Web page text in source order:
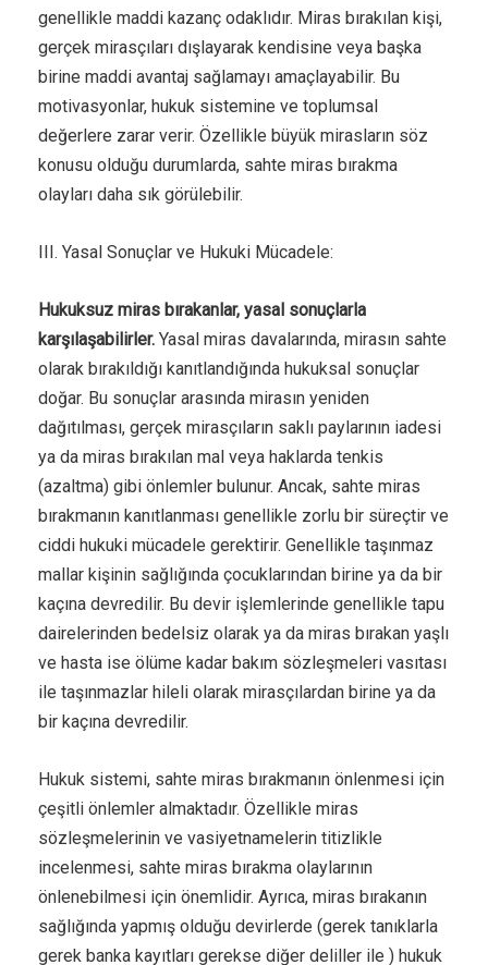
genellikle maddi kazanç odaklıdır. Miras bırakılan kişi,
gerçek mirasçıları dışlayarak kendisine veya başka
birine maddi avantaj sağlamayı amaçlayabilir. Bu
motivasyonlar, hukuk sistemine ve toplumsal
değerlere zarar verir. Özellikle büyük mirasların söz
konusu olduğu durumlarda, sahte miras bırakma
olayları daha sık görülebilir.
III. Yasal Sonuçlar ve Hukuki Mücadele:
Hukuksuz miras bırakanlar, yasal sonuçlarla
karşılaşabilirler. Yasal miras davalarında, mirasın sahte
olarak bırakıldığı kanıtlandığında hukuksal sonuçlar
doğar. Bu sonuçlar arasında mirasın yeniden
dağıtılması, gerçek mirasçıların saklı paylarının iadesi
ya da miras bırakılan mal veya haklarda tenkis
(azaltma) gibi önlemler bulunur. Ancak, sahte miras
bırakmanın kanıtlanması genellikle zorlu bir süreçtir ve
ciddi hukuki mücadele gerektirir. Genellikle taşınmaz
mallar kişinin sağlığında çocuklarından birine ya da bir
kaçına devredilir. Bu devir işlemlerinde genellikle tapu
dairelerinden bedelsiz olarak ya da miras bırakan yaşlı
ve hasta ise ölüme kadar bakım sözleşmeleri vasıtası
ile taşınmazlar hileli olarak mirasçılardan birine ya da
bir kaçına devredilir.
Hukuk sistemi, sahte miras bırakmanın önlenmesi için
çeşitli önlemler almaktadır. Özellikle miras
sözleşmelerinin ve vasiyetnamelerin titizlikle
incelenmesi, sahte miras bırakma olaylarının
önlenebilmesi için önemlidir. Ayrıca, miras bırakanın
sağlığında yapmış olduğu devirlerde (gerek tanıklarla
gerek banka kayıtları gerekse diğer deliller ile ) hukuk